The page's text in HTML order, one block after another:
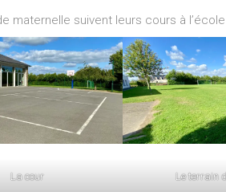
maternelle suivent leurs cours à l’école
La cour Le terrain